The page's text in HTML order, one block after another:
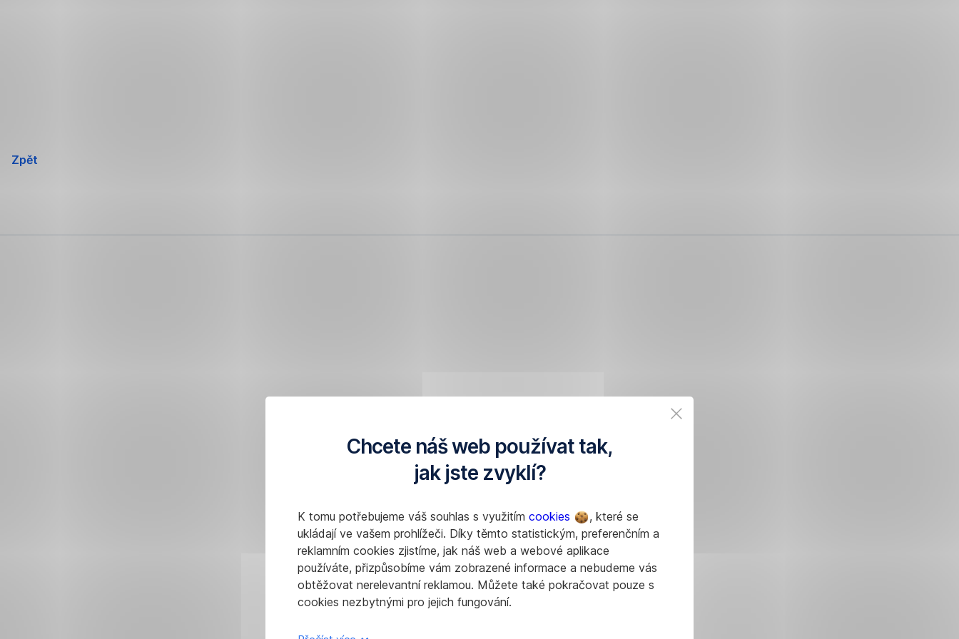
Chcete náš web používat tak,
jak jste zvyklí?
K tomu potřebujeme váš souhlas s využitím cookies
, které se
ukládají ve vašem prohlížeči. Díky těmto statistickým, preferenčním a
reklamním cookies zjistíme, jak náš web a webové aplikace
používáte, přizpůsobíme vám zobrazené informace a nebudeme vás
obtěžovat nerelevantní reklamou. Můžete také pokračovat pouze s
cookies nezbytnými pro jejich fungování.
Zpět